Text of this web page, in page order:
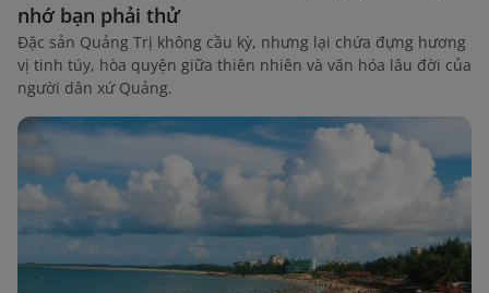
nhớ bạn phải thử
Đặc sản Quảng Trị không cầu kỳ, nhưng lại chứa đựng hương
vị tinh túy, hòa quyện giữa thiên nhiên và văn hóa lâu đời của
người dân xứ Quảng.